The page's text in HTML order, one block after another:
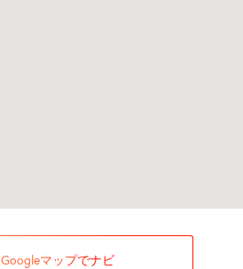
Googleマップでナビ